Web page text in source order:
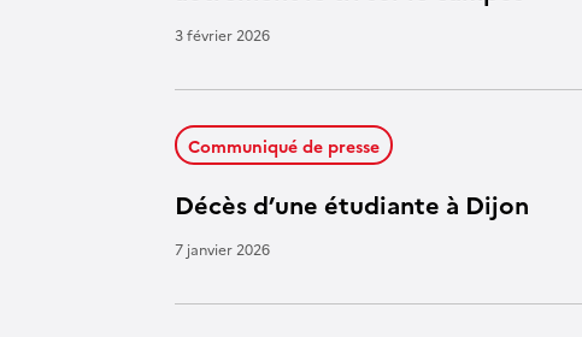
3 février 2026
Décès d’une étudiante à Dijon
Communiqué de presse
7 janvier 2026